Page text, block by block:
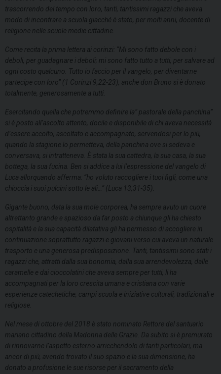
trascorrendo del tempo con loro, tanti, tantissimi ragazzi che aveva
modo di incontrare a scuola giacché è stato, per molti anni, docente di
religione nelle scuole medie cittadine.
Come recita la prima lettera ai corinzi: “Mi sono fatto debole con i
deboli, per guadagnare i deboli; mi sono fatto tutto a tutti, per salvare ad
ogni costo qualcuno. Tutto io faccio per il vangelo, per diventarne
partecipe con loro” (1 Corinzi 9,22-23), anche don Bruno si è donato
totalmente, generosamente a tutti.
Esercitando quella che potremmo definire la” pastorale della panchina”
si è posto all’ascolto attento, docile e disponibile di chi aveva necessità
d’essere accolto, ascoltato e accompagnato, servendosi per lo più,
quando la stagione lo permetteva, della panchina ove si sedeva e
conversava, si intratteneva. È stata la sua cattedra, la sua casa, la sua
bottega, la sua fucina. Ben si addice a lui l’espressione del vangelo di
Luca allorquando afferma: “ho voluto raccogliere i tuoi figli, come una
chioccia i suoi pulcini sotto le ali…” (Luca 13,31-35).
Gigante buono, data la sua mole corporea, ha sempre avuto un cuore
altrettanto grande e spazioso da far posto a chiunque gli ha chiesto
ospitalità e la sua capacità dilatativa gli ha permesso di accogliere in
continuazione soprattutto ragazzi e giovani verso cui aveva un naturale
trasporto e una generosa predisposizione. Tanti, tantissimi sono stati i
ragazzi che, attratti dalla sua bonomia, dalla sua arrendevolezza, dalle
caramelle e dai cioccolatini che aveva sempre per tutti, li ha
accompagnati per la loro crescita umana e cristiana con varie
esperienze catechetiche, campi scuola e iniziative culturali, tradizionali e
religiose.
Nel mese di ottobre del 2018 è stato nominato Rettore del santuario
mariano cittadino della Madonna delle Grazie. Da subito si è premurato
di rinnovarne l’aspetto esterno arricchendolo di tanti particolari, ma
ancor di più, avendo trovato il suo spazio e la sua dimensione, ha
donato a profusione le sue risorse per il sacramento della